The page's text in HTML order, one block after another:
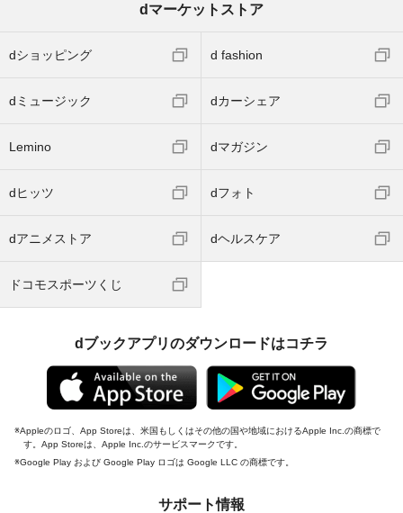
dマーケットストア
dショッピング d fashion
dミュージック dカーシェア
Lemino dマガジン
dヒッツ dフォト
dアニメストア dヘルスケア
ドコモスポーツくじ
dブックアプリのダウンロードはコチラ
Appleのロゴ、App Storeは、米国もしくはその他の国や地域におけるApple Inc.の商標で
す。App Storeは、Apple Inc.のサービスマークです。
Google Play および Google Play ロゴは Google LLC の商標です。
サポート情報